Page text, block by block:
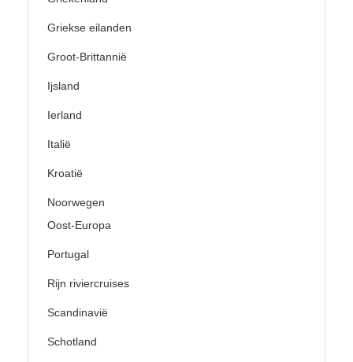
Griekse eilanden
Groot-Brittannië
Ijsland
Ierland
Italië
Kroatië
Noorwegen
Oost-Europa
Portugal
Rijn riviercruises
Scandinavië
Schotland